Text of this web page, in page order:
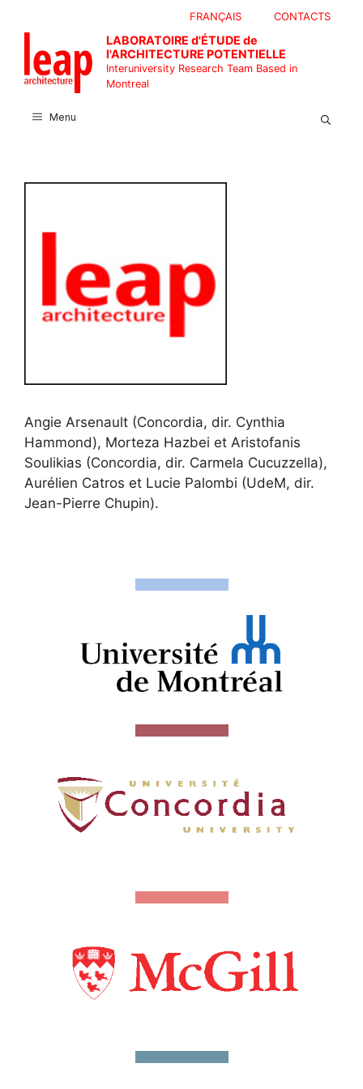
content
CONTACTS
FRANÇAIS
LABORATOIRE d'ÉTUDE de
l'ARCHITECTURE POTENTIELLE
Interuniversity Research Team Based in
Montreal
Menu
Angie Arsenault (Concordia, dir. Cynthia
Hammond), Morteza Hazbei et Aristofanis
Soulikias (Concordia, dir. Carmela Cucuzzella),
Aurélien Catros et Lucie Palombi (UdeM, dir.
Jean-Pierre Chupin).